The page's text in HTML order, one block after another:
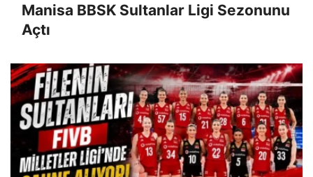
Manisa BBSK Sultanlar Ligi Sezonunu
Açtı